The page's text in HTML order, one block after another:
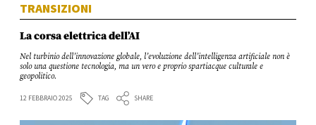
TRANSIZIONI
La corsa elettrica dell’AI
Nel turbinio dell’innovazione globale, l’evoluzione dell’intelligenza artificiale non è
solo una questione tecnologia, ma un vero e proprio spartiacque culturale e
geopolitico.
12 FEBBRAIO 2025 TAG SHARE